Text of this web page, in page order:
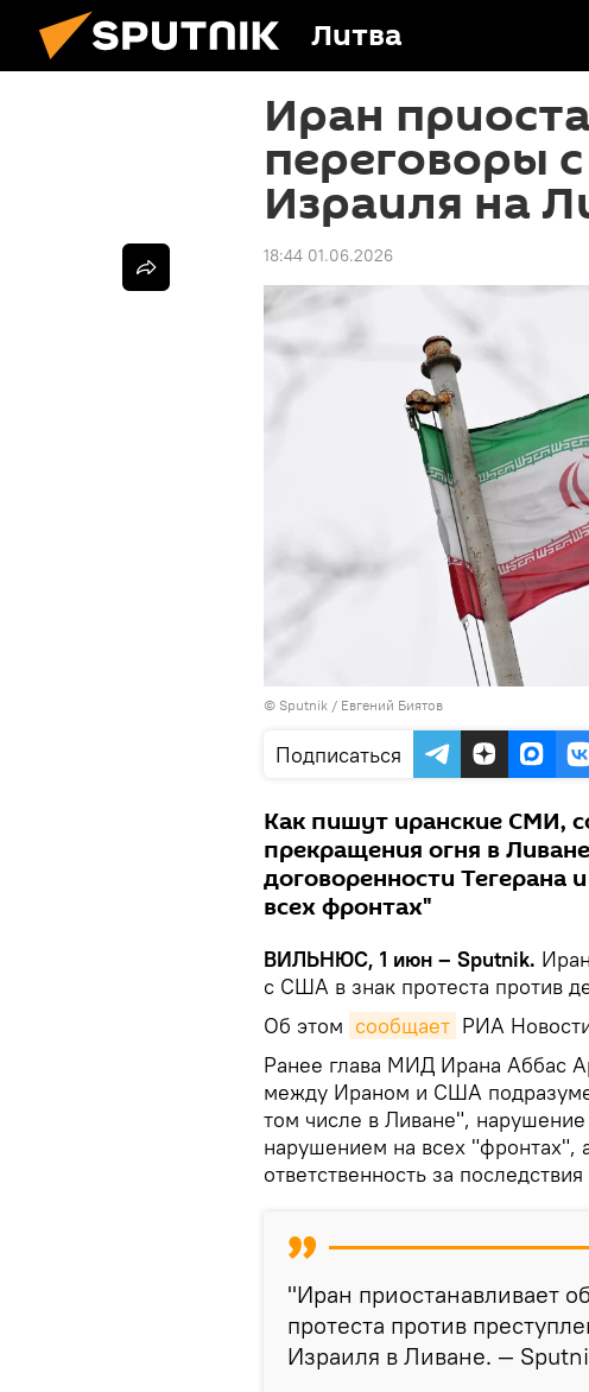
Литва
Иран
переговоры
Израиля на
18:44 01.06.2026
© Sputnik / Евгений Биятов
Подписаться
Как пишут иранские СМИ,
прекращения огня в
договоренности Тегерана
всех фронтах"
ВИЛЬНЮС, 1 июн – Sputnik.
с США в знак протеста против
Об этом сообщает РИА
Ранее глава МИД Ирана Аббас
между Ираном и США
том числе в Ливане",
нарушением на всех
ответственность за
"Иран приостанавливает
протеста против
Израиля в Ливане. —